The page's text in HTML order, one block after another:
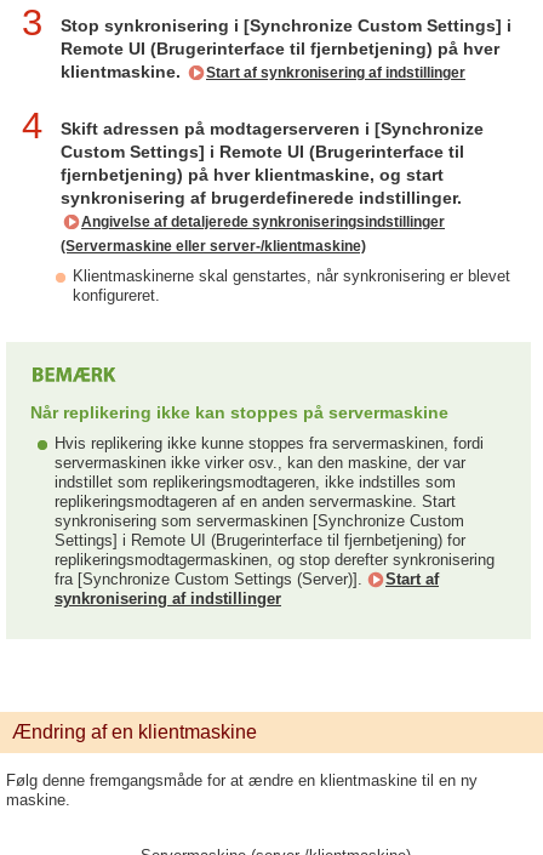
3
Stop synkronisering i [Synchronize Custom Settings] i
Remote UI (Brugerinterface til fjernbetjening) på hver
klientmaskine.
Start af synkronisering af indstillinger
4
Skift adressen på modtagerserveren i [Synchronize
Custom Settings] i Remote UI (Brugerinterface til
fjernbetjening) på hver klientmaskine, og start
synkronisering af brugerdefinerede indstillinger.
Angivelse af detaljerede synkroniseringsindstillinger
(Servermaskine eller server-/klientmaskine)
Klientmaskinerne skal genstartes, når synkronisering er blevet
konfigureret.
Når replikering ikke kan stoppes på servermaskine
Hvis replikering ikke kunne stoppes fra servermaskinen, fordi
servermaskinen ikke virker osv., kan den maskine, der var
indstillet som replikeringsmodtageren, ikke indstilles som
replikeringsmodtageren af en anden servermaskine. Start
synkronisering som servermaskinen [Synchronize Custom
Settings] i Remote UI (Brugerinterface til fjernbetjening) for
replikeringsmodtagermaskinen, og stop derefter synkronisering
fra [Synchronize Custom Settings (Server)].
Start af
synkronisering af indstillinger
Ændring af en klientmaskine
Følg denne fremgangsmåde for at ændre en klientmaskine til en ny
maskine.